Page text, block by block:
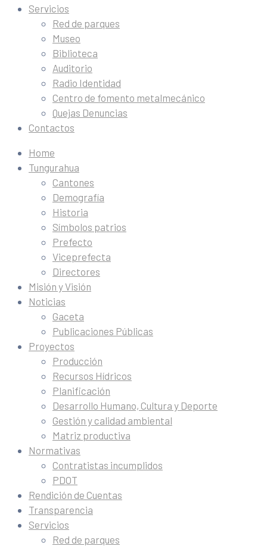
Servicios
Red de parques
Museo
Biblioteca
Auditorio
Radio Identidad
Centro de fomento metalmecánico
Quejas Denuncias
Contactos
Home
Tungurahua
Cantones
Demografía
Historia
Símbolos patrios
Prefecto
Viceprefecta
Directores
Misión y Visión
Noticias
Gaceta
Publicaciones Públicas
Proyectos
Producción
Recursos Hídricos
Planificación
Desarrollo Humano, Cultura y Deporte
Gestión y calidad ambiental
Matriz productiva
Normativas
Contratistas incumplidos
PDOT
Rendición de Cuentas
Transparencia
Servicios
Red de parques